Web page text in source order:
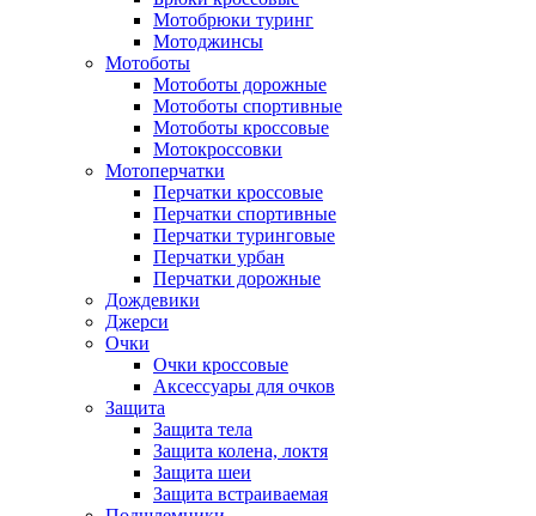
Мотобрюки туринг
Мотоджинсы
Мотоботы
Мотоботы дорожные
Мотоботы спортивные
Мотоботы кроссовые
Мотокроссовки
Мотоперчатки
Перчатки кроссовые
Перчатки спортивные
Перчатки туринговые
Перчатки урбан
Перчатки дорожные
Дождевики
Джерси
Очки
Очки кроссовые
Аксессуары для очков
Защита
Защита тела
Защита колена, локтя
Защита шеи
Защита встраиваемая